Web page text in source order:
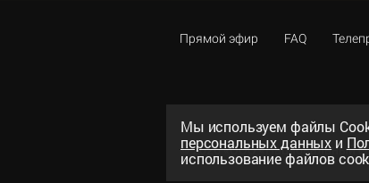
Прямой эфир FAQ
©2026«ООО «Национальный
Мы используем файлы
персональных данных и
использование файлов